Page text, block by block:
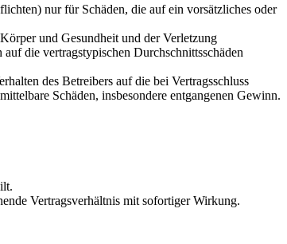
nur für Schäden, die auf ein vorsätzliches oder
und Gesundheit und der Verletzung
die vertragstypischen Durchschnittsschäden
des Betreibers auf die bei Vertragsschluss
Schäden, insbesondere entgangenen Gewinn.
Vertragsverhältnis mit sofortiger Wirkung.